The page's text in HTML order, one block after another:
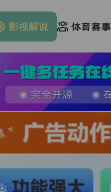
影视解说 体育赛事